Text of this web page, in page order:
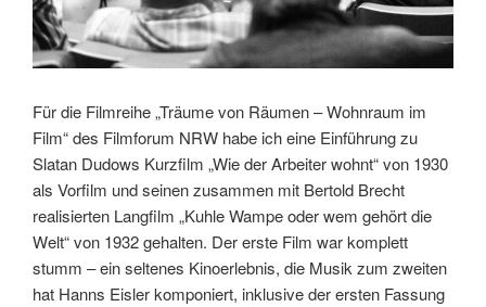
Für die Filmreihe „Träume von Räumen – Wohnraum im
Film“ des Filmforum NRW habe ich eine Einführung zu
Slatan Dudows Kurzfilm „Wie der Arbeiter wohnt“ von 1930
als Vorfilm und seinen zusammen mit Bertold Brecht
realisierten Langfilm „Kuhle Wampe oder wem gehört die
Welt“ von 1932 gehalten. Der erste Film war komplett
stumm – ein seltenes Kinoerlebnis, die Musik zum zweiten
hat Hanns Eisler komponiert, inklusive der ersten Fassung